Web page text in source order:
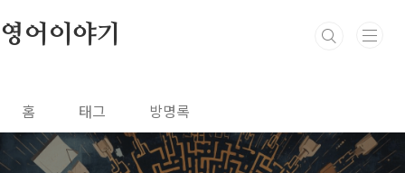
영어이야기
홈 태그 방명록